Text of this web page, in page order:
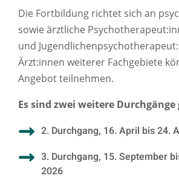
Die Fortbildung richtet sich an
sowie ärztliche
und
Ärzt:innen weiterer Fachgebiete
Angebot teilnehmen.
Es sind zwei weitere
2. Durchgang, 16. April bis 24.
3. Durchgang, 15. September
2026